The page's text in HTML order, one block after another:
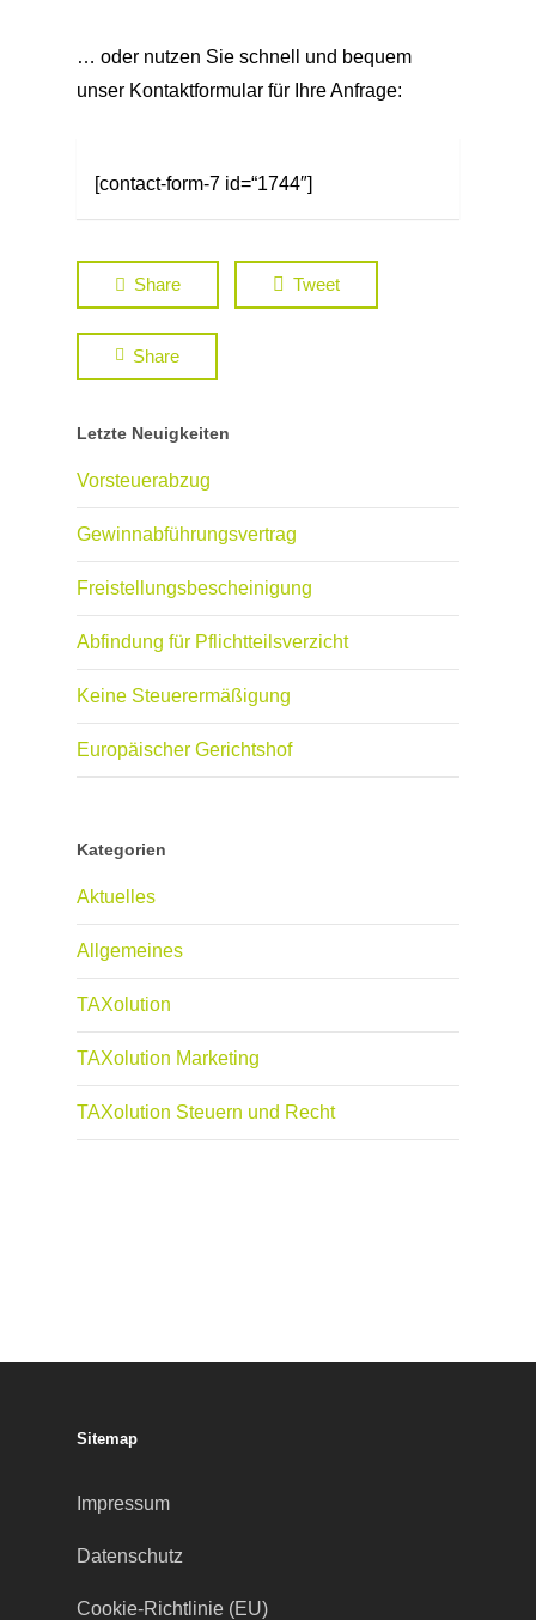
… oder nutzen Sie schnell und bequem
unser Kontaktformular für Ihre Anfrage:
[contact-form-7 id=“1744″]
Share Tweet
Share
Letzte Neuigkeiten
Vorsteuerabzug
Gewinnabführungsvertrag
Freistellungsbescheinigung
Abfindung für Pflichtteilsverzicht
Keine Steuerermäßigung
Europäischer Gerichtshof
Kategorien
Aktuelles
Allgemeines
TAXolution
TAXolution Marketing
TAXolution Steuern und Recht
Sitemap
Impressum
Datenschutz
Cookie-Richtlinie (EU)